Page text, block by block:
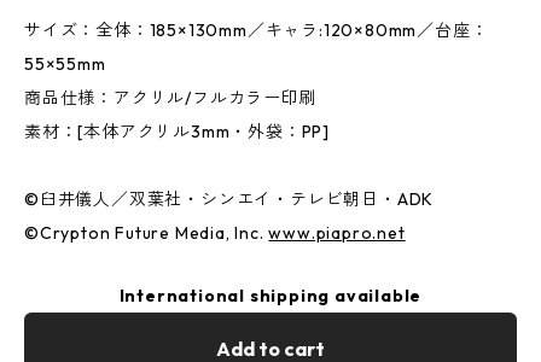
サイズ：全体：185×130mm／キャラ:120×80mm／台座：
55×55mm
商品仕様：アクリル/フルカラー印刷
素材：[本体アクリル3mm・外袋：PP]
©︎臼井儀人／双葉社・シンエイ・テレビ朝日・ADK
©︎Crypton Future Media, Inc.www.piapro.net
International shipping available
Add to cart